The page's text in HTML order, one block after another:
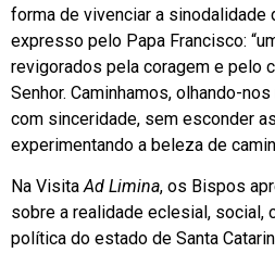
forma de vivenciar a sinodalidade
expresso pelo Papa Francisco:
revigorados pela coragem e pelo
Senhor. Caminhamos, olhando-
com sinceridade, sem esconder
experimentando a beleza de
Na VisitaAd Limina, os Bispos
sobre a realidade eclesial, social,
política do estado de Santa